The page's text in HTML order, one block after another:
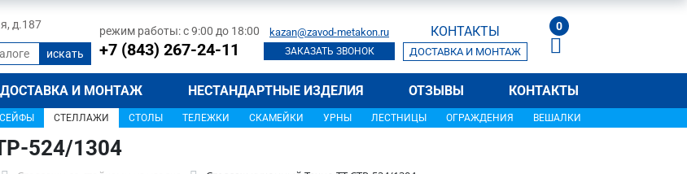
д.187 режим работы: с 9:00 до 18:00
+7 (843) 267-24-11
kazan@zavod-metakon.ru
ЗАКАЗАТЬ ЗВОНОК
КОНТАКТЫ
ДОСТАВКА И МОНТАЖ
0
ДОСТАВКА И МОНТАЖ НЕСТАНДАРТНЫЕ ИЗДЕЛИЯ ОТЗЫВЫ КОНТАКТЫ
СЕЙФЫ СТЕЛЛАЖИ СТОЛЫ ТЕЛЕЖКИ СКАМЕЙКИ УРНЫ ЛЕСТНИЦЫ ОГРАЖДЕНИЯ ВЕШАЛКИ
524/1304